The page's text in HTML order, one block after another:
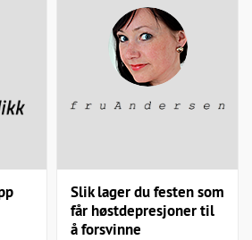
Slik lager du festen som
får høstdepresjoner til
å forsvinne